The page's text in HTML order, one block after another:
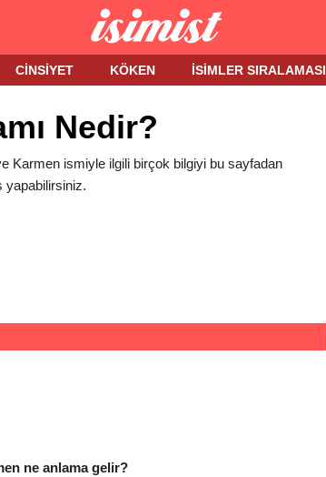
CINSIYET KÖKEN İSIMLER SIRALAMASI
Nedir?
Karmen ismiyle ilgili birçok bilgiyi bu sayfadan
yapabilirsiniz.
ne anlama gelir?